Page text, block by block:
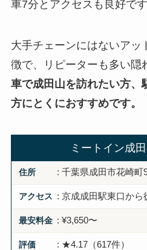
車7分とアクセスも良好です
大手チェーンにはないアッ
徴で、リピーターも多い隠
車で成田山を訪れたい方、
方にとくにおすすめです。
ミートイン成
住所 : 千葉県成田市花崎町
アクセス : 京成成田駅東口から
最安料金 : ¥3,650〜
評価 : ★4.17（617件）